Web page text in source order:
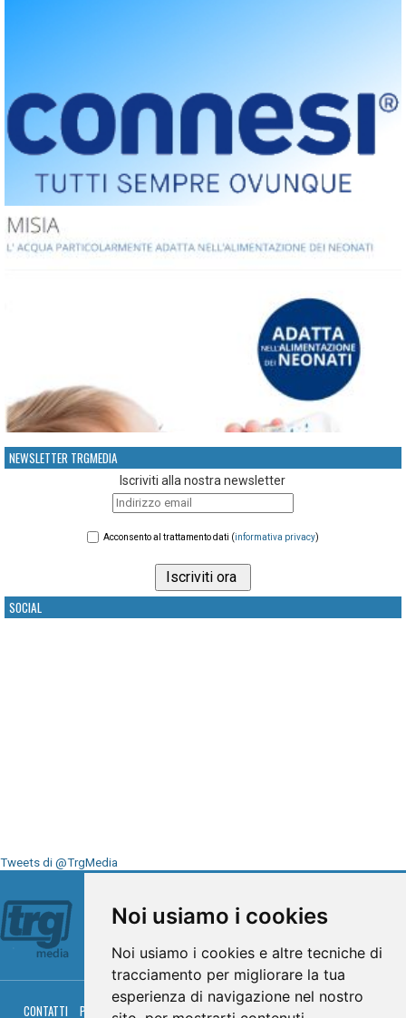
Noi usiamo i cookies
Noi usiamo i cookies e altre tecniche di
tracciamento per migliorare la tua
esperienza di navigazione nel nostro
NEWSLETTER TRGMEDIA
Iscriviti alla nostra newsletter
Acconsento al trattamento dati (informativa privacy)
SOCIAL
Tweets di @TrgMedia
CONTATTI PRIVACY PALINSESTO DIRETTA TV